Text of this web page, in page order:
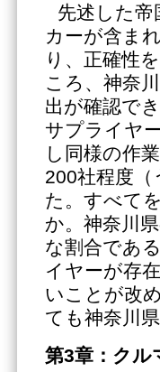
先述した
カーが含ま
り、正確性
ころ、神奈
出が確認で
サプライヤ
し同様の作
200社程度
た。すべて
か。神奈川
な割合であ
イヤーが存
いことが改
ても神奈川
第3章：クル